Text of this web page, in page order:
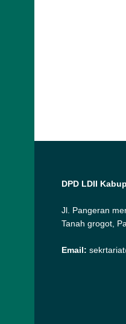
DPD LDII
Jl. Pangeran
Tanah grogot,
Email: